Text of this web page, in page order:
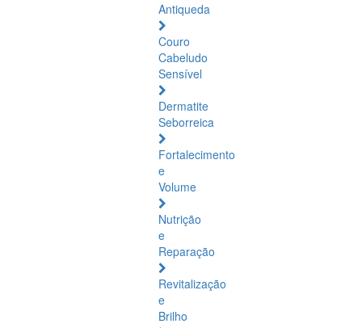
Antiqueda
Couro
Cabeludo
Sensível
Dermatite
Seborreica
Fortalecimento
e
Volume
Nutrição
e
Reparação
Revitalização
e
Brilho